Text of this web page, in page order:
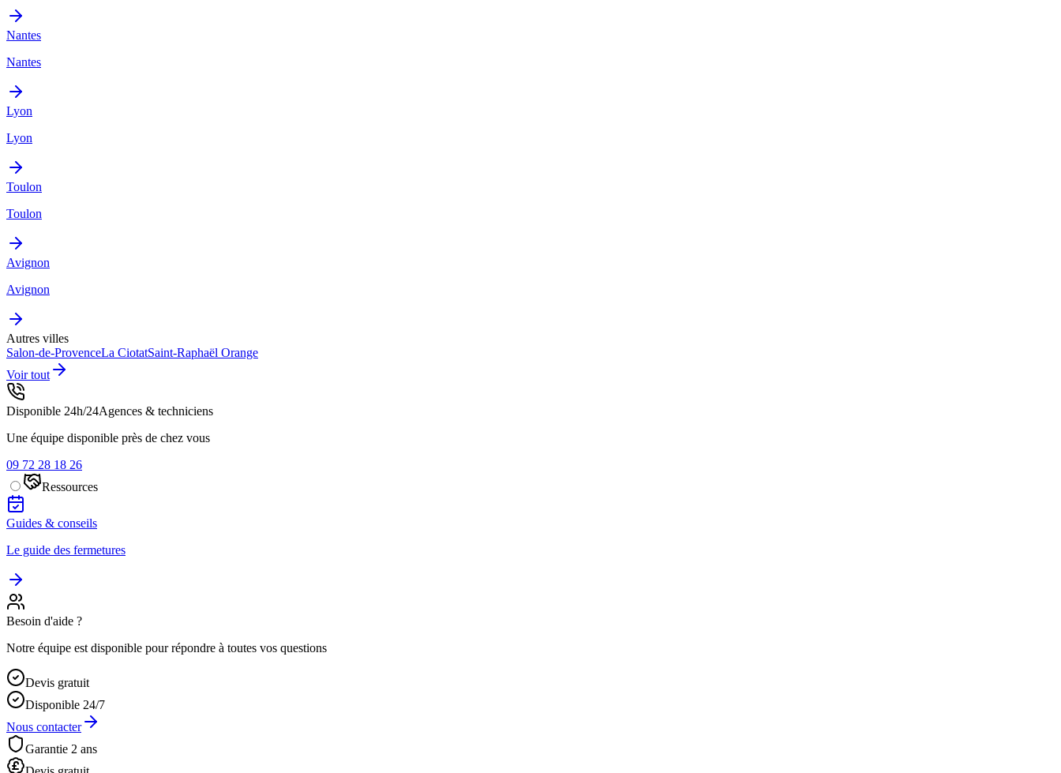
Nantes
Nantes
Lyon
Lyon
Toulon
Toulon
Avignon
Avignon
Autres villes
Salon-de-ProvenceLa CiotatSaint-Raphaël Orange
Voir tout
Disponible 24h/24Agences & techniciens
Une équipe disponible près de chez vous
09 72 28 18 26
Ressources
Guides & conseils
Le guide des fermetures
Besoin d'aide ?
Notre équipe est disponible pour répondre à toutes vos questions
Devis gratuit
Disponible 24/7
Nous contacter
Garantie 2 ans